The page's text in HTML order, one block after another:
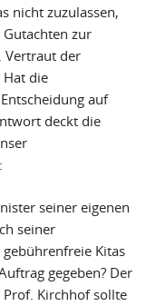
nicht zuzulassen,
zur
Vertraut der
Hat die
auf
deckt die
seiner eigenen
seiner
Kitas
gegeben? Der
Kirchhof sollte